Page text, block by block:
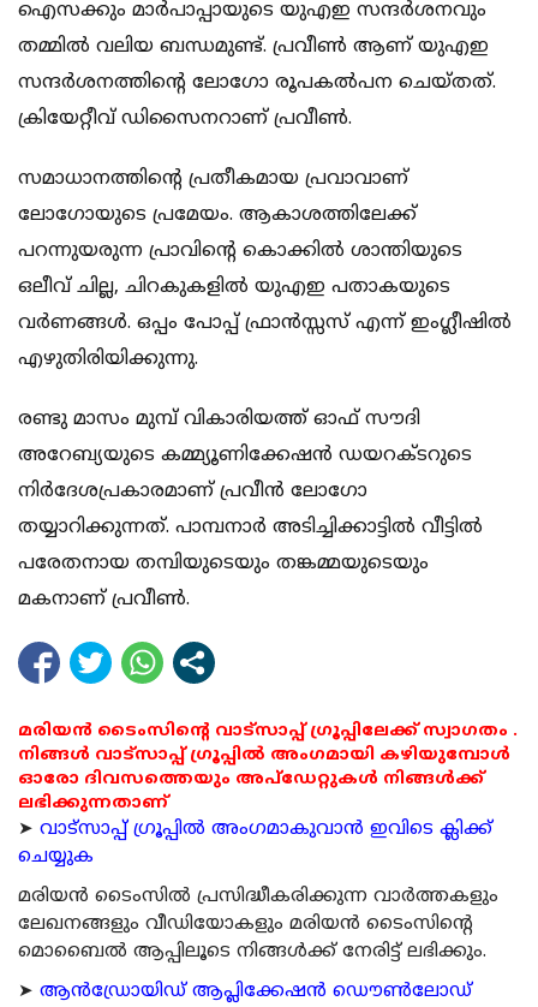
ഐസക്കും മാര്‍പാപ്പായുടെ യുഎഇ സന്ദര്‍ശനവും
തമ്മില്‍ വലിയ ബന്ധമുണ്ട്. പ്രവീണ്‍ ആണ് യുഎഇ
സന്ദര്‍ശനത്തിന്റെ ലോഗോ രൂപകല്‍പന ചെയ്തത്.
ക്രിയേറ്റീവ് ഡിസൈനറാണ് പ്രവീണ്‍.
സമാധാനത്തിന്റെ പ്രതീകമായ പ്രവാവാണ്
ലോഗോയുടെ പ്രമേയം. ആകാശത്തിലേക്ക്
പറന്നുയരുന്ന പ്രാവിന്റെ കൊക്കില്‍ ശാന്തിയുടെ
ഒലീവ് ചില്ല, ചിറകുകളില്‍ യുഎഇ പതാകയുടെ
വര്‍ണങ്ങള്‍. ഒപ്പം പോപ്പ് ഫ്രാന്‍സ്സസ് എന്ന് ഇംഗ്ലീഷില്‍
എഴുതിരിയിക്കുന്നു.
രണ്ടു മാസം മുമ്പ് വികാരിയത്ത് ഓഫ് സൗദി
അറേബ്യയുടെ കമ്മ്യൂണിക്കേഷന്‍ ഡയറക്ടറുടെ
നിര്‍ദേശപ്രകാരമാണ് പ്രവീന്‍ ലോഗോ
തയ്യാറിക്കുന്നത്. പാമ്പനാര്‍ അടിച്ചിക്കാട്ടില്‍ വീട്ടില്‍
പരേതനായ തമ്പിയുടെയും തങ്കമ്മയുടെയും
മകനാണ് പ്രവീണ്‍.
മരിയൻ ടൈംസിന്റെ വാട്സാപ്പ് ഗ്രൂപ്പിലേക്ക് സ്വാഗതം .
നിങ്ങൾ വാട്സാപ്പ് ഗ്രൂപ്പിൽ അംഗമായി കഴിയുമ്പോൾ
ഓരോ ദിവസത്തെയും അപ്ഡേറ്റുകൾ നിങ്ങൾക്ക്
ലഭിക്കുന്നതാണ്
➤ വാട്സാപ്പ് ഗ്രൂപ്പിൽ അംഗമാകുവാൻ ഇവിടെ ക്ലിക്ക്
ചെയ്യുക
മരിയന്‍ ടൈംസില്‍ പ്രസിദ്ധീകരിക്കുന്ന വാര്‍ത്തകളും
ലേഖനങ്ങളും വീഡിയോകളും മരിയന്‍ ടൈംസിന്റെ
മൊബൈല്‍ ആപ്പിലൂടെ നിങ്ങള്‍ക്ക് നേരിട്ട് ലഭിക്കും.
➤ ആന്‍ഡ്രോയിഡ് ആപ്ലിക്കേഷന്‍ ഡൌണ്‍ലോഡ്